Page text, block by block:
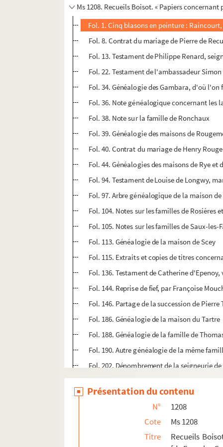
Ms 1208. Recueils Boisot. « Papiers
Fol. 1. Cinq blasons en peinture :
Fol. 8. Contrat du mariage de Pierre de
Fol. 13. Testament de Philippe Renard,
Fol. 22. Testament de l'ambassadeur
Fol. 34. Généalogie des Gambara, d'où
Fol. 36. Note généalogique concernant les
Fol. 38. Note sur la famille de Ronchaux
Fol. 39. Généalogie des maisons de
Fol. 40. Contrat du mariage de Henry
Fol. 44. Généalogies des maisons de Rye et
Fol. 94. Testament de Louise de Longwy,
Fol. 97. Arbre généalogique de la maison
Fol. 104. Notes sur les familles de Rosières
Fol. 105. Notes sur les familles de Saux-les-
Fol. 113. Généalogie de la maison de Scey
Fol. 115. Extraits et copies de titres
Fol. 136. Testament de Catherine
Fol. 144. Reprise de fief, par Françoise
Fol. 146. Partage de la succession de
Fol. 186. Généalogie de la maison du Tartre
Fol. 188. Généalogie de la famille de
Fol. 190. Autre généalogie de la même
Fol. 202. Dénombrement de la seigneurie
Fol. 213. Reprise de fief faite par Claude
Fol. 214. Généalogie de la maison de
Fol. 215. Généalogie de la maison de la
Fol. 219. Généalogie de la maison de
Fol. 221. Arbre généalogique de la maison
Présentation du contenu
N°
1208
Cote
Ms 1208
Titre
Recueils